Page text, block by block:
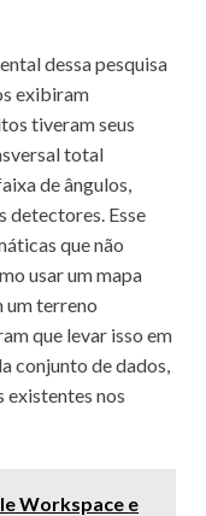
dessa pesquisa
exibiram
tiveram seus
total
de ângulos,
detectores. Esse
que não
usar um mapa
um terreno
que levar isso em
conjunto de dados,
existentes nos
Workspace e